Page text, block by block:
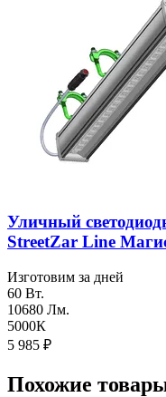
Уличный
StreetZar Line
Изготовим за дней
60 Вт.
10680 Лм.
5000К
5 985 ₽
Похожие